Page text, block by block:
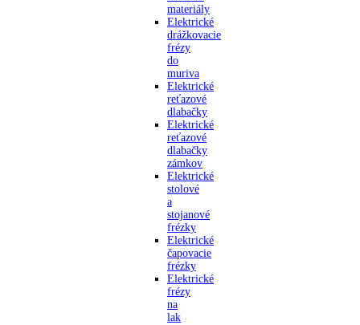
materiály
Elektrické
drážkovacie
frézy
do
muriva
Elektrické
reťazové
dlabačky
Elektrické
reťazové
dlabačky
zámkov
Elektrické
stolové
a
stojanové
frézky
Elektrické
čapovacie
frézky
Elektrické
frézy
na
lak